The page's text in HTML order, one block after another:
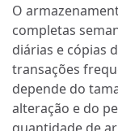
O
completas
diárias e cópias
transações
depende do
alteração e do